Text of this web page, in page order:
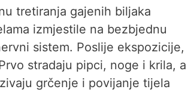
tretiranja gajenih biljaka
izmjestile na bezbjednu
sistem. Poslije ekspozicije,
stradaju pipci, noge i krila, a
grčenje i povijanje tijela